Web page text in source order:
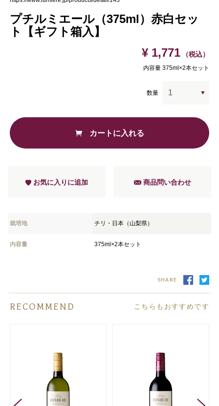
プチルミエール（375ml）赤白セッ
ト【ギフト箱入】
¥ 1,771
（税込）
内容量 375ml×2本セット
数量
カートに入れる
お気に入りに追加 商品問い合わせ
栽培地 チリ・日本（山梨県）
内容量 375ml×2本セット
SHARE
RECOMMEND こちらもおすすめです